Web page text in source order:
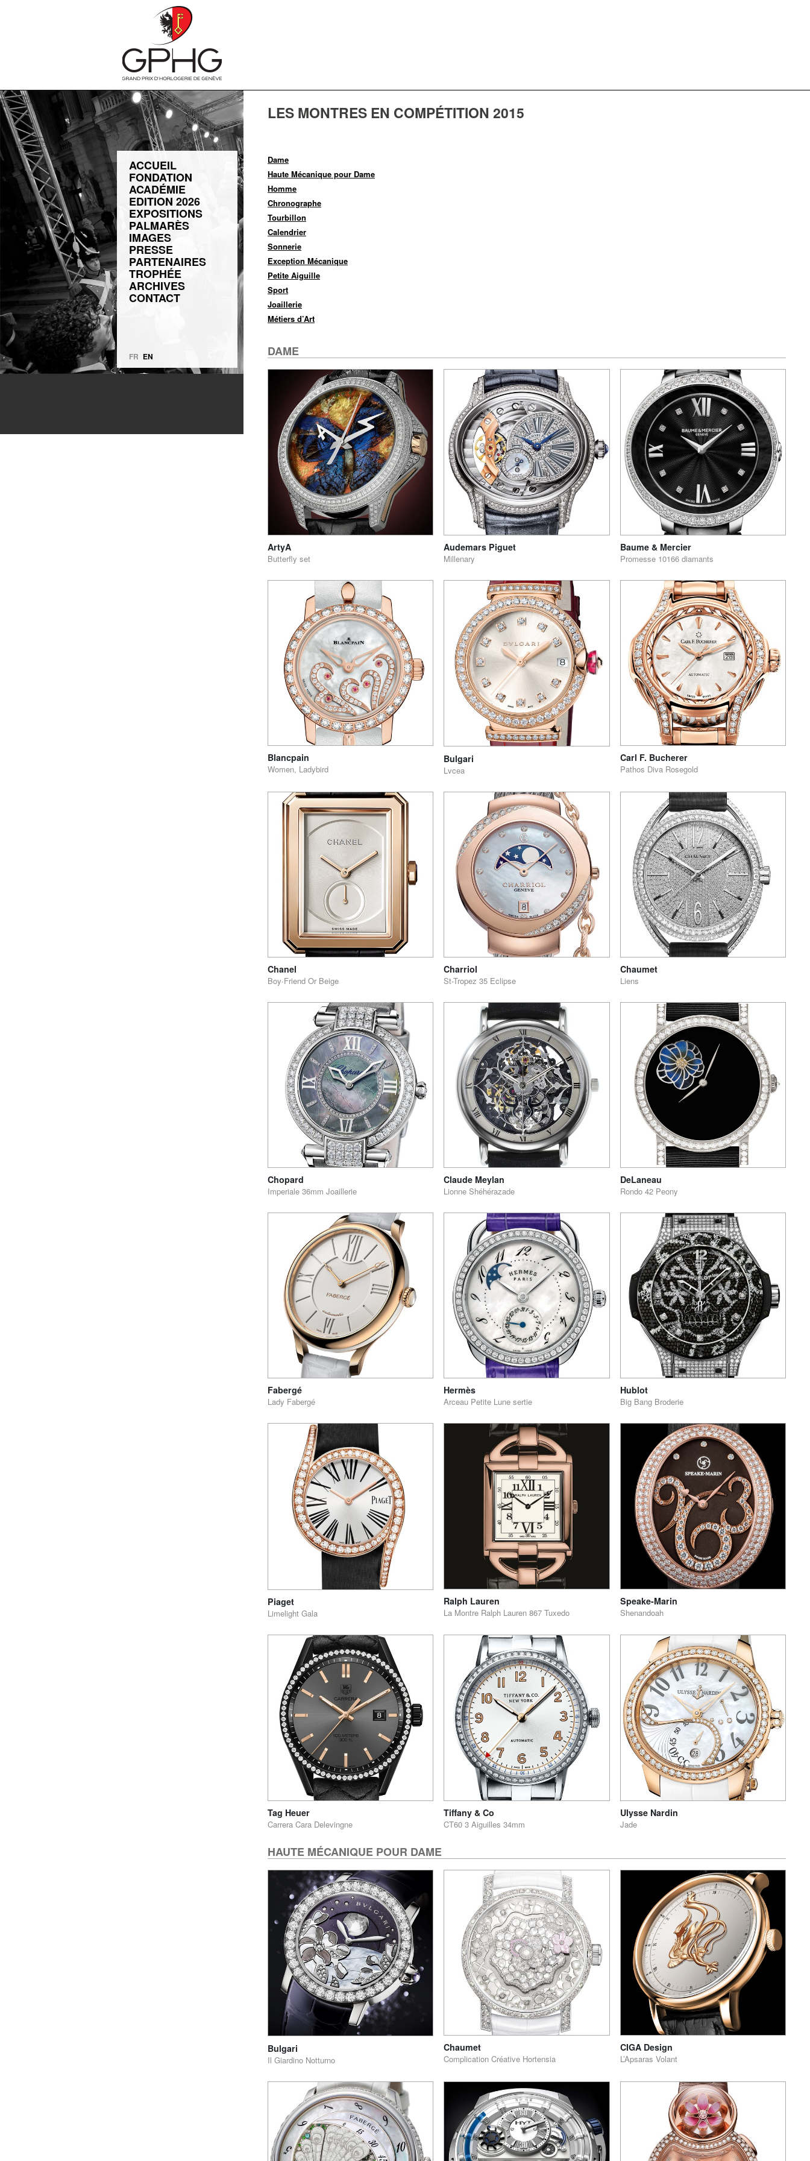
ACCUEIL
FONDATION
ACADÉMIE
EDITION 2026
EXPOSITIONS
PALMARÈS
IMAGES
PRESSE
PARTENAIRES
TROPHÉE
ARCHIVES
CONTACT
FR EN
LES MONTRES EN COMPÉTITION 2015
Dame
Haute Mécanique pour Dame
Homme
Chronographe
Tourbillon
Calendrier
Sonnerie
Exception Mécanique
Petite Aiguille
Sport
Joaillerie
Métiers d’Art
DAME
ArtyA
Butterfly set
Audemars Piguet
Millenary
Baume & Mercier
Promesse 10166 diamants
Blancpain
Women, Ladybird
Bulgari
Lvcea
Carl F. Bucherer
Pathos Diva Rosegold
Chanel
Boy∙Friend Or Beige
Charriol
St-Tropez 35 Eclipse
Chaumet
Liens
Chopard
Imperiale 36mm Joaillerie
Claude Meylan
Lionne Shéhérazade
DeLaneau
Rondo 42 Peony
Fabergé
Lady Fabergé
Hermès
Arceau Petite Lune sertie
Hublot
Big Bang Broderie
Piaget
Limelight Gala
Ralph Lauren
La Montre Ralph Lauren 867 Tuxedo
Speake-Marin
Shenandoah
Tag Heuer
Carrera Cara Delevingne
Tiffany & Co
CT60 3 Aiguilles 34mm
Ulysse Nardin
Jade
HAUTE MÉCANIQUE POUR DAME
Bulgari
Il Giardino Notturno
Chaumet
Complication Créative Hortensia
CIGA Design
L’Apsaras Volant